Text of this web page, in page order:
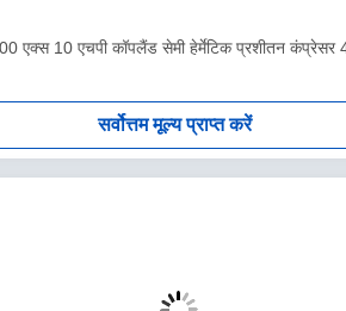
एक्स 10 एचपी कॉपलैंड सेमी हेर्मेटिक प्रशीतन कंप्रेसर
सर्वोत्तम मूल्य प्राप्त करें